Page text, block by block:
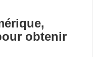
obtenir